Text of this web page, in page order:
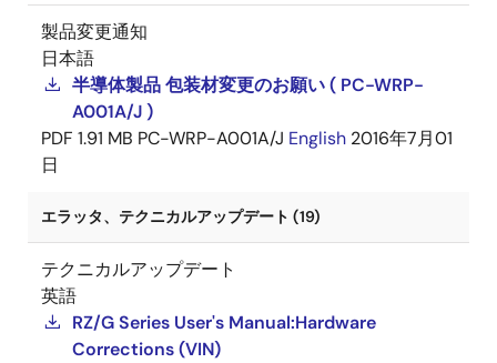
製品変更通知
日本語
半導体製品 包装材変更のお願い ( PC-WRP-
A001A/J )
PDF 1.91 MB PC-WRP-A001A/J English 2016年7月01
日
エラッタ、テクニカルアップデート (19)
テクニカルアップデート
英語
RZ/G Series User's Manual:Hardware
Corrections (VIN)